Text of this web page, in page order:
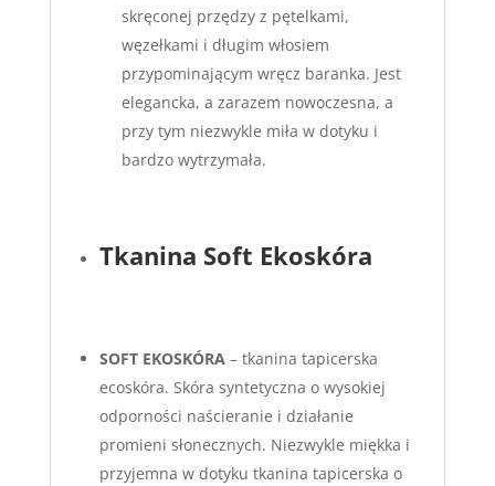
skręconej przędzy z pętelkami,
węzełkami i długim włosiem
przypominającym wręcz baranka. Jest
elegancka, a zarazem nowoczesna, a
przy tym niezwykle miła w dotyku i
bardzo wytrzymała.
Tkanina Soft Ekoskóra
SOFT EKOSKÓRA– tkanina tapicerska
ecoskóra. Skóra syntetyczna o wysokiej
odporności naścieranie i działanie
promieni słonecznych. Niezwykle miękka i
przyjemna w dotyku tkanina tapicerska o